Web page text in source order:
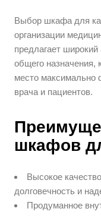
Выбор шкафа для
организации
предлагает
общего назначения,
место
врача и пациентов.
шкафов
Высокое
долговечность и
Продуманное